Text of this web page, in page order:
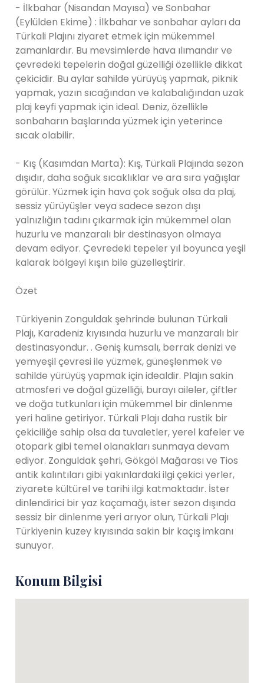
- İlkbahar (Nisandan Mayısa) ve Sonbahar
(Eylülden Ekime) : İlkbahar ve sonbahar ayları da
Türkali Plajını ziyaret etmek için mükemmel
zamanlardır. Bu mevsimlerde hava ılımandır ve
çevredeki tepelerin doğal güzelliği özellikle dikkat
çekicidir. Bu aylar sahilde yürüyüş yapmak, piknik
yapmak, yazın sıcağından ve kalabalığından uzak
plaj keyfi yapmak için ideal. Deniz, özellikle
sonbaharın başlarında yüzmek için yeterince
sıcak olabilir.
- Kış (Kasımdan Marta): Kış, Türkali Plajında sezon
dışıdır, daha soğuk sıcaklıklar ve ara sıra yağışlar
görülür. Yüzmek için hava çok soğuk olsa da plaj,
sessiz yürüyüşler veya sadece sezon dışı
yalnızlığın tadını çıkarmak için mükemmel olan
huzurlu ve manzaralı bir destinasyon olmaya
devam ediyor. Çevredeki tepeler yıl boyunca yeşil
kalarak bölgeyi kışın bile güzelleştirir.
Özet
Türkiyenin Zonguldak şehrinde bulunan Türkali
Plajı, Karadeniz kıyısında huzurlu ve manzaralı bir
destinasyondur. . Geniş kumsalı, berrak denizi ve
yemyeşil çevresi ile yüzmek, güneşlenmek ve
sahilde yürüyüş yapmak için idealdir. Plajın sakin
atmosferi ve doğal güzelliği, burayı aileler, çiftler
ve doğa tutkunları için mükemmel bir dinlenme
yeri haline getiriyor. Türkali Plajı daha rustik bir
çekiciliğe sahip olsa da tuvaletler, yerel kafeler ve
otopark gibi temel olanakları sunmaya devam
ediyor. Zonguldak şehri, Gökgöl Mağarası ve Tios
antik kalıntıları gibi yakınlardaki ilgi çekici yerler,
ziyarete kültürel ve tarihi ilgi katmaktadır. İster
dinlendirici bir yaz kaçamağı, ister sezon dışında
sessiz bir dinlenme yeri arıyor olun, Türkali Plajı
Türkiyenin kuzey kıyısında sakin bir kaçış imkanı
sunuyor.
Konum Bilgisi